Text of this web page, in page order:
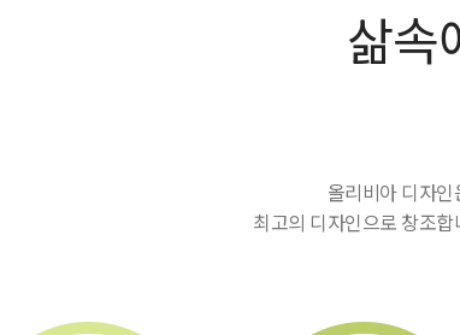
삶속
올리비아 디자
최고의 디자인으로 창조